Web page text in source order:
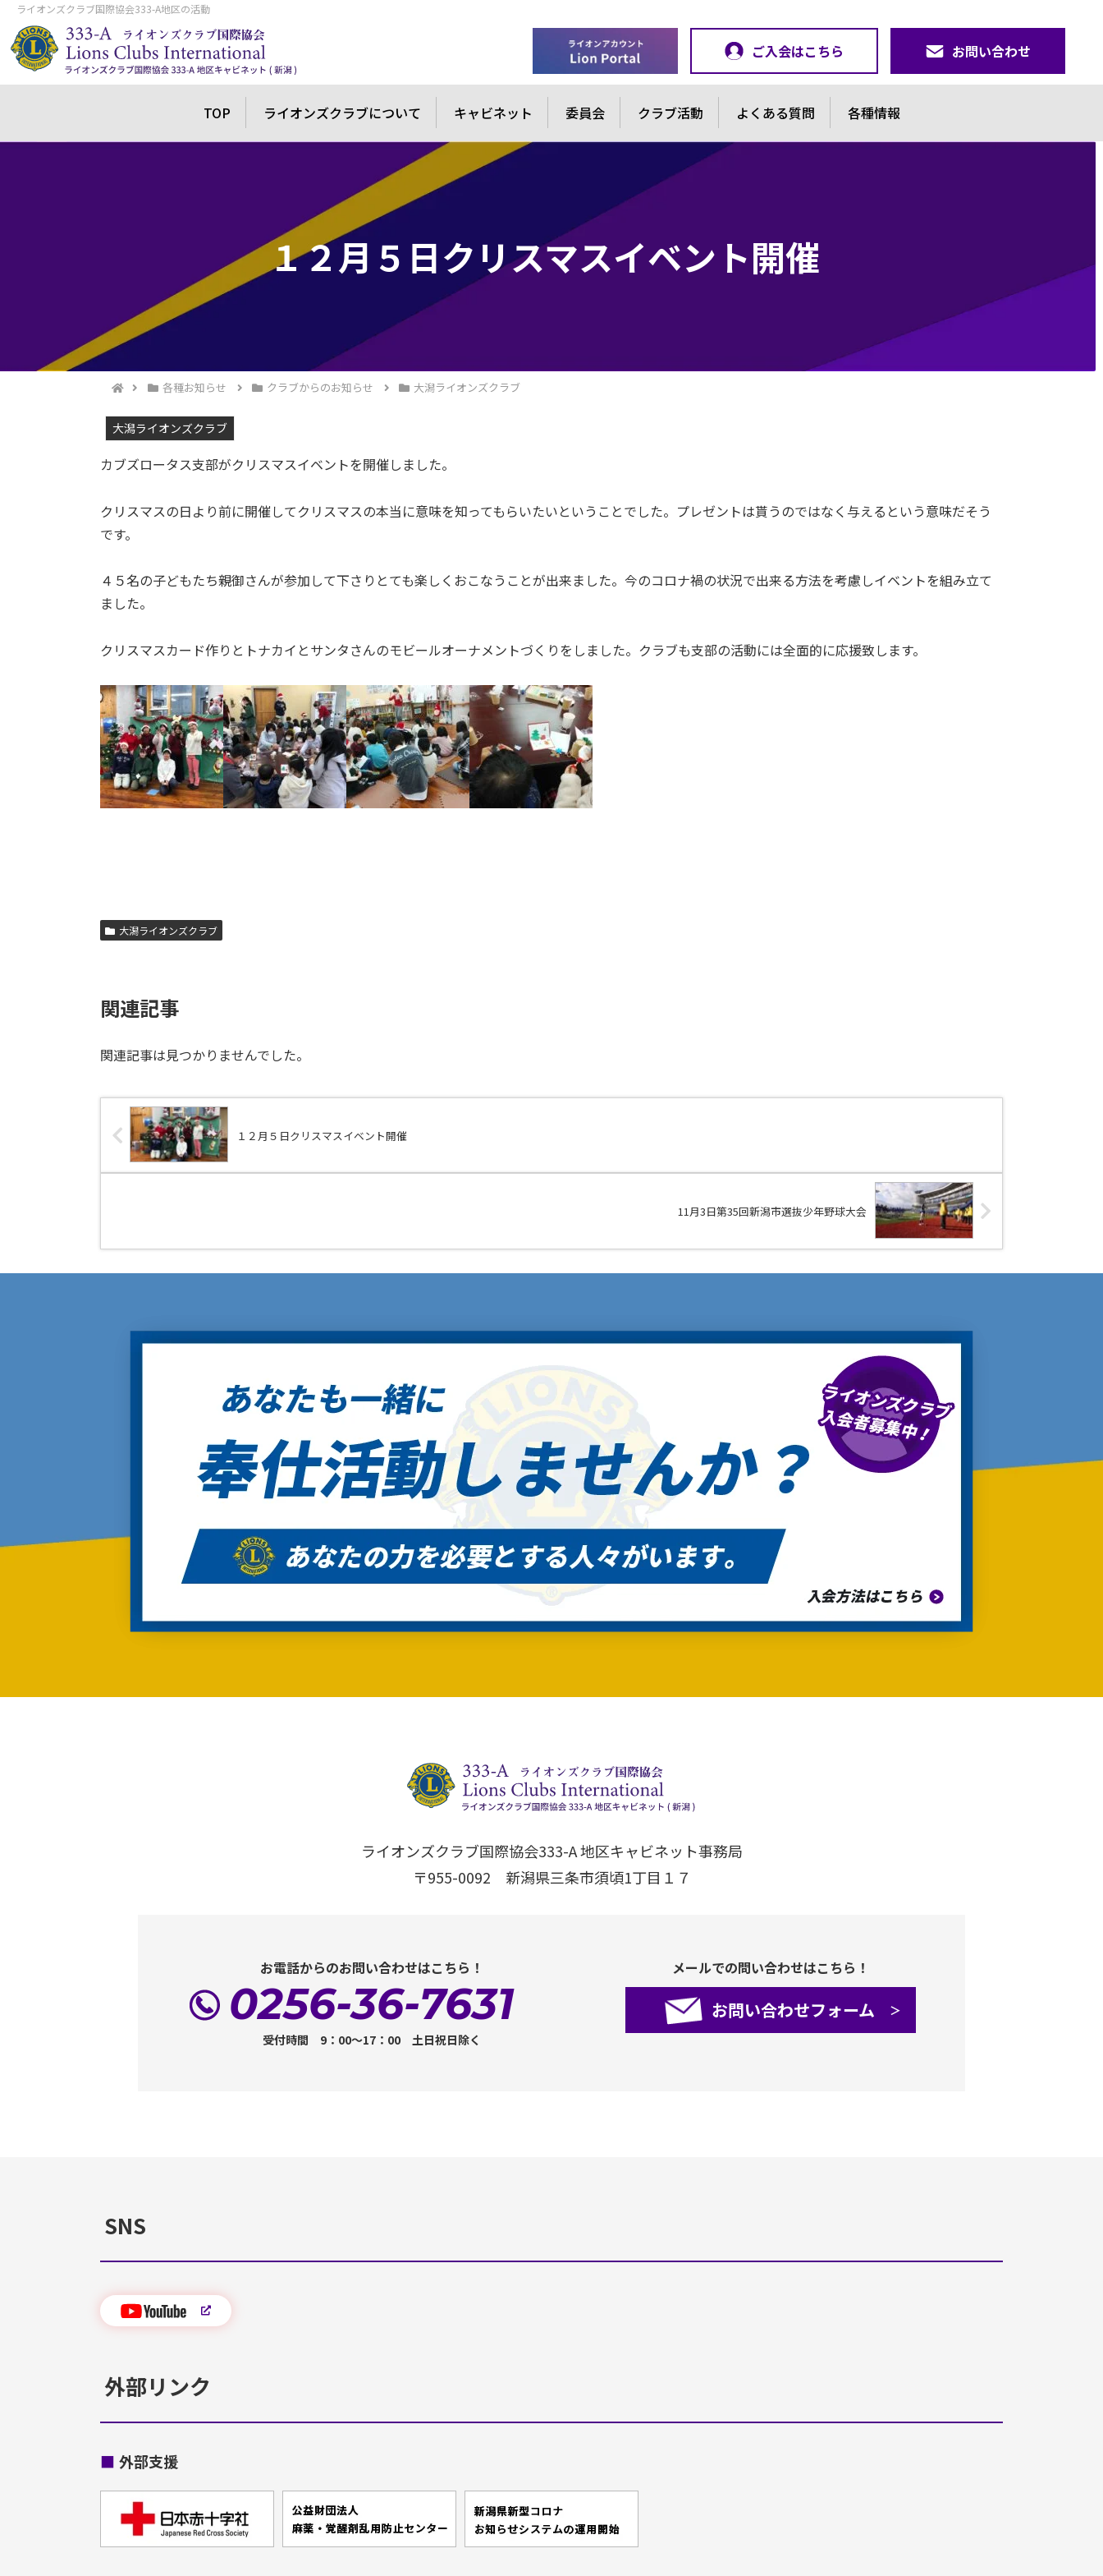
ライオンズクラブ国際協会333-A地区の活動
ご入会はこちら お問い合わせ
TOP ライオンズクラブについて キャビネット 委員会 クラブ活動 よくある質問 各種情報
１２月５日クリスマスイベント開催
各種お知らせ クラブからのお知らせ 大潟ライオンズクラブ
大潟ライオンズクラブ
カブズロータス支部がクリスマスイベントを開催しました。
クリスマスの日より前に開催してクリスマスの本当に意味を知ってもらいたいということでした。プレゼントは貰うのではなく与えるという意味だそう
です。
４５名の子どもたち親御さんが参加して下さりとても楽しくおこなうことが出来ました。今のコロナ禍の状況で出来る方法を考慮しイベントを組み立て
ました。
クリスマスカード作りとトナカイとサンタさんのモビールオーナメントづくりをしました。クラブも支部の活動には全面的に応援致します。
大潟ライオンズクラブ
関連記事
関連記事は見つかりませんでした。
１２月５日クリスマスイベント開催
11月3日第35回新潟市選抜少年野球大会
ライオンズクラブ国際協会333-A 地区キャビネット事務局
〒955-0092 新潟県三条市須頃1丁目１７
お電話からのお問い合わせはこちら！
0256-36-7631
受付時間 9：00～17：00 土日祝日除く
メールでの問い合わせはこちら！
お問い合わせフォーム
SNS
外部リンク
■ 外部支援